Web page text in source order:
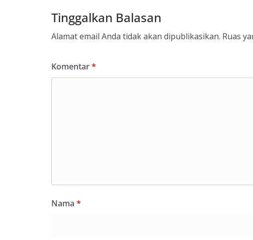
Tinggalkan Balasan
Alamat email Anda tidak akan dipublikasikan. Ruas
Komentar*
Nama *